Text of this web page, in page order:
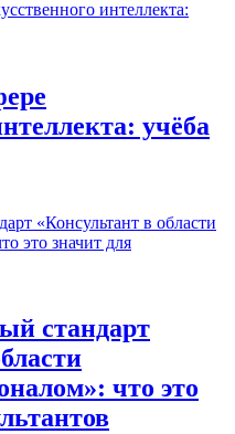
учёба
стандарт
что это